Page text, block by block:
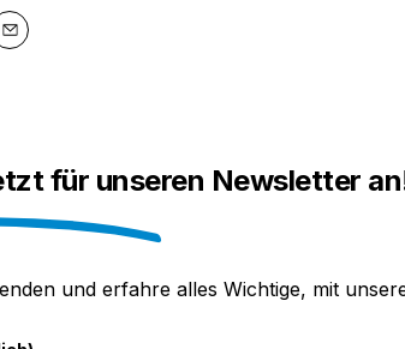
für unseren Newsletter
und erfahre alles Wichtige, mit